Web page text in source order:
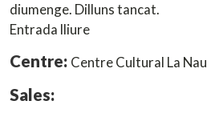
diumenge. Dilluns tancat.
Entrada lliure
Centre: Centre Cultural La Nau
Sales: